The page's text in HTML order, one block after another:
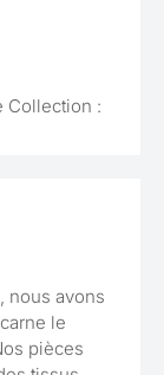
Collection :
nous avons
le
pièces